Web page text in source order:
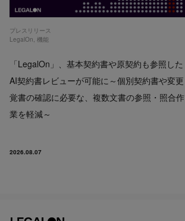
プレスリリース
LegalOn,機能
「LegalOn」、基本契約書や原契約も参照した
AI契約書レビューが可能に～個別契約書や変更
覚書の確認に必要な、複数文書の参照・照合作
業を軽減～
2026.08.07